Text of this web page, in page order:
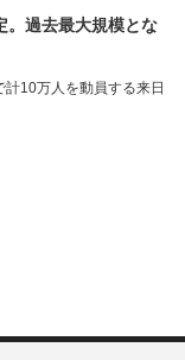
。過去最大規模とな
10万人を動員する来日